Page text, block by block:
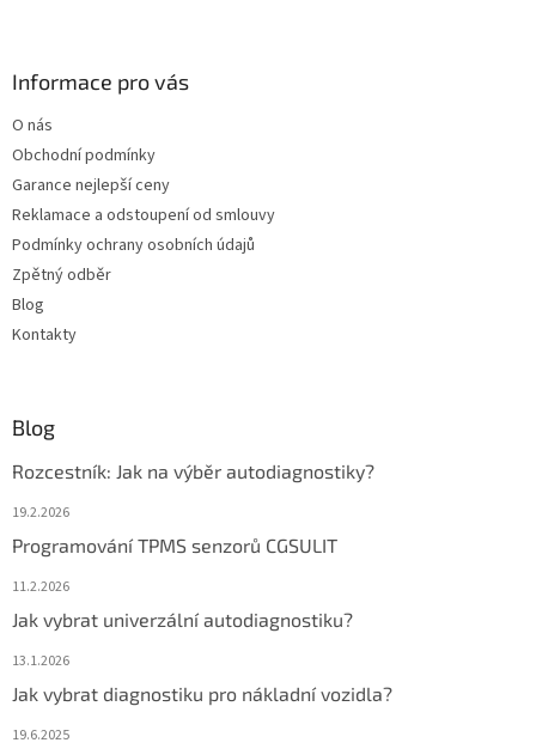
Informace pro vás
O nás
Obchodní podmínky
Garance nejlepší ceny
Reklamace a odstoupení od smlouvy
Podmínky ochrany osobních údajů
Zpětný odběr
Blog
Kontakty
Blog
Rozcestník: Jak na výběr autodiagnostiky?
19.2.2026
Programování TPMS senzorů CGSULIT
11.2.2026
Jak vybrat univerzální autodiagnostiku?
13.1.2026
Jak vybrat diagnostiku pro nákladní vozidla?
19.6.2025